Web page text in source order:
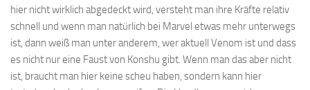
hier nicht wirklich abgedeckt wird, versteht man ihre Kräfte relativ
schnell und wenn man natürlich bei Marvel etwas mehr unterwegs
ist, dann weiß man unter anderem, wer aktuell Venom ist und dass
es nicht nur eine Faust von Konshu gibt. Wenn man das aber nicht
ist, braucht man hier keine scheu haben, sondern kann hier